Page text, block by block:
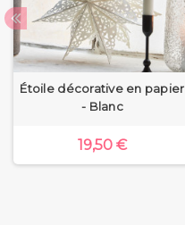
Étoile décorative en papier
- Blanc
19,50 €